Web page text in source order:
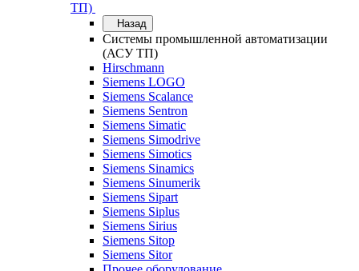
ТП)
Назад
Системы промышленной автоматизации
(АСУ ТП)
Hirschmann
Siemens LOGO
Siemens Scalance
Siemens Sentron
Siemens Simatic
Siemens Simodrive
Siemens Simotics
Siemens Sinamics
Siemens Sinumerik
Siemens Sipart
Siemens Siplus
Siemens Sirius
Siemens Sitop
Siemens Sitor